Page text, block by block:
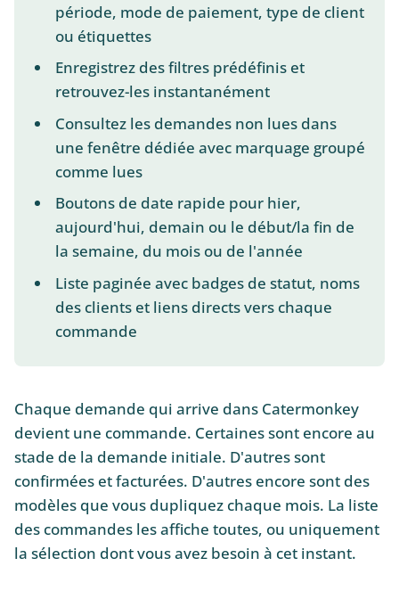
période, mode de paiement, type de client
ou étiquettes
Enregistrez des filtres prédéfinis et
retrouvez-les instantanément
Consultez les demandes non lues dans
une fenêtre dédiée avec marquage groupé
comme lues
Boutons de date rapide pour hier,
aujourd'hui, demain ou le début/la fin de
la semaine, du mois ou de l'année
Liste paginée avec badges de statut, noms
des clients et liens directs vers chaque
commande
Chaque demande qui arrive dans Catermonkey
devient une commande. Certaines sont encore au
stade de la demande initiale. D'autres sont
confirmées et facturées. D'autres encore sont des
modèles que vous dupliquez chaque mois. La liste
des commandes les affiche toutes, ou uniquement
la sélection dont vous avez besoin à cet instant.